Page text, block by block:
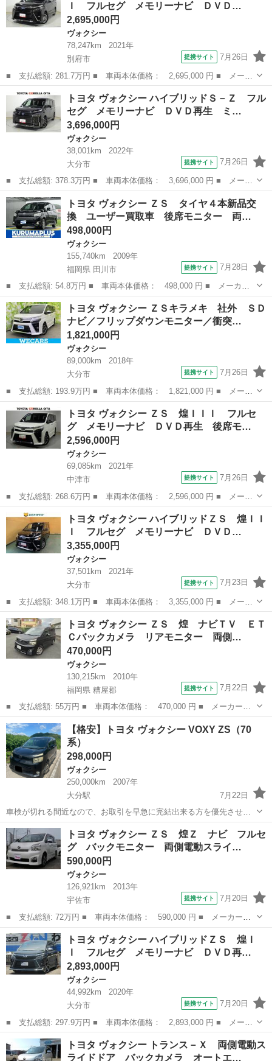
プレイヤ...
Ｉ フルセグ メモリーナビ ＤＶＤ…
2,695,000円
ヴォクシー
78,247km
2021年
別府市
提携サイト 7月26日
■ 支払総額: 281.7万円 ■ 車両本体価格： 2,695,000 円 ■ メーカ
ー名： トヨタ ■ 車種名： ヴォクシー ■ グレード名： ハイブ
リッドＺＳ 煌ＩＩＩ フルセグ メモリーナビ ＤＶＤ再生 後席
モニター...
大分 別府市 ヴォクシー
トヨタ ヴォクシー ハイブリッドＳ－Ｚ フル
セグ メモリーナビ ＤＶＤ再生 ミ…
3,696,000円
ヴォクシー
38,001km
2022年
大分市
提携サイト 7月26日
■ 支払総額: 378.3万円 ■ 車両本体価格： 3,696,000 円 ■ メーカ
ー名： トヨタ ■ 車種名： ヴォクシー ■ グレード名： ハイブ
リッドＳ－Ｚ フルセグ メモリーナビ ＤＶＤ再生 ミュージック
プレイヤ...
大分 大分市 ヴォクシー
トヨタ ヴォクシー ＺＳ タイヤ４本新品交
換 ユーザー買取車 後席モニター 両…
498,000円
ヴォクシー
155,740km
2009年
福岡県 田川市
提携サイト 7月28日
■ 支払総額: 54.8万円 ■ 車両本体価格： 498,000 円 ■ メーカー
名： トヨタ ■ 車種名： ヴォクシー ■ グレード名： ＺＳ タ
イヤ４本新品交換 ユーザー買取車 後席モニター 両側パワースラ
イドドア Ｂ...
福岡 田川市 ヴォクシー
トヨタ ヴォクシー ＺＳキラメキ 社外 ＳＤ
ナビ／フリップダウンモニター／衝突…
1,821,000円
ヴォクシー
89,000km
2018年
大分市
提携サイト 7月26日
■ 支払総額: 193.9万円 ■ 車両本体価格： 1,821,000 円 ■ メーカ
ー名： トヨタ ■ 車種名： ヴォクシー ■ グレード名： ＺＳキ
ラメキ 社外 ＳＤナビ／フリップダウンモニター／衝突安全装置／
両側電動...
大分 大分市 ヴォクシー
トヨタ ヴォクシー ＺＳ 煌ＩＩＩ フルセ
グ メモリーナビ ＤＶＤ再生 後席モ…
2,596,000円
ヴォクシー
69,085km
2021年
中津市
提携サイト 7月26日
■ 支払総額: 268.6万円 ■ 車両本体価格： 2,596,000 円 ■ メーカ
ー名： トヨタ ■ 車種名： ヴォクシー ■ グレード名： ＺＳ
煌ＩＩＩ フルセグ メモリーナビ ＤＶＤ再生 後席モニター バ
ックカメ...
大分 中津市 ヴォクシー
トヨタ ヴォクシー ハイブリッドＺＳ 煌ＩＩ
Ｉ フルセグ メモリーナビ ＤＶＤ…
3,355,000円
ヴォクシー
37,501km
2021年
大分市
提携サイト 7月23日
■ 支払総額: 348.1万円 ■ 車両本体価格： 3,355,000 円 ■ メーカ
ー名： トヨタ ■ 車種名： ヴォクシー ■ グレード名： ハイブ
リッドＺＳ 煌ＩＩＩ フルセグ メモリーナビ ＤＶＤ再生 ミュ
ージック...
大分 大分市 ヴォクシー
トヨタ ヴォクシー ＺＳ 煌 ナビＴＶ ＥＴ
Ｃバックカメラ リアモニター 両側…
470,000円
ヴォクシー
130,215km
2010年
福岡県 糟屋郡
提携サイト 7月22日
■ 支払総額: 55万円 ■ 車両本体価格： 470,000 円 ■ メーカー
名： トヨタ ■ 車種名： ヴォクシー ■ グレード名： ＺＳ
煌 ナビＴＶ ＥＴＣバックカメラ リアモニター 両側パワースラ
イドドア Ｂｌｕｅ...
福岡 糟屋郡 ヴォクシー
【格安】トヨタ ヴォクシー VOXY ZS（70
系）
298,000円
ヴォクシー
250,000km
2007年
大分駅
7月22日
車検が切れる間近なので、お取引を早急に完結出来る方を優先させて
いただきます。それまでに買い手が見つからなければ、業者さんに出
します。 【車名】トヨタ ヴォクシー ZS（70系） 【年式】2007年式
（初度登録：平成19年1...
大分 大分市 大分駅 ヴォクシー
トヨタ ヴォクシー ＺＳ 煌Ｚ ナビ フルセ
グ バックモニター 両側電動スライ…
590,000円
ヴォクシー
126,921km
2013年
宇佐市
提携サイト 7月20日
■ 支払総額: 72万円 ■ 車両本体価格： 590,000 円 ■ メーカー
名： トヨタ ■ 車種名： ヴォクシー ■ グレード名： ＺＳ 煌
Ｚ ナビ フルセグ バックモニター 両側電動スライドドア ＥＴ
Ｃ オートエアコ...
大分 宇佐市 ヴォクシー
トヨタ ヴォクシー ハイブリッドＺＳ 煌Ｉ
Ｉ フルセグ メモリーナビ ＤＶＤ再…
2,893,000円
ヴォクシー
44,992km
2020年
大分市
提携サイト 7月20日
■ 支払総額: 297.9万円 ■ 車両本体価格： 2,893,000 円 ■ メーカ
ー名： トヨタ ■ 車種名： ヴォクシー ■ グレード名： ハイブ
リッドＺＳ 煌ＩＩ フルセグ メモリーナビ ＤＶＤ再生 後席モ
ニター ...
大分 大分市 ヴォクシー
トヨタ ヴォクシー トランス－Ｘ 両側電動ス
ライドドア バックカメラ オートエ…